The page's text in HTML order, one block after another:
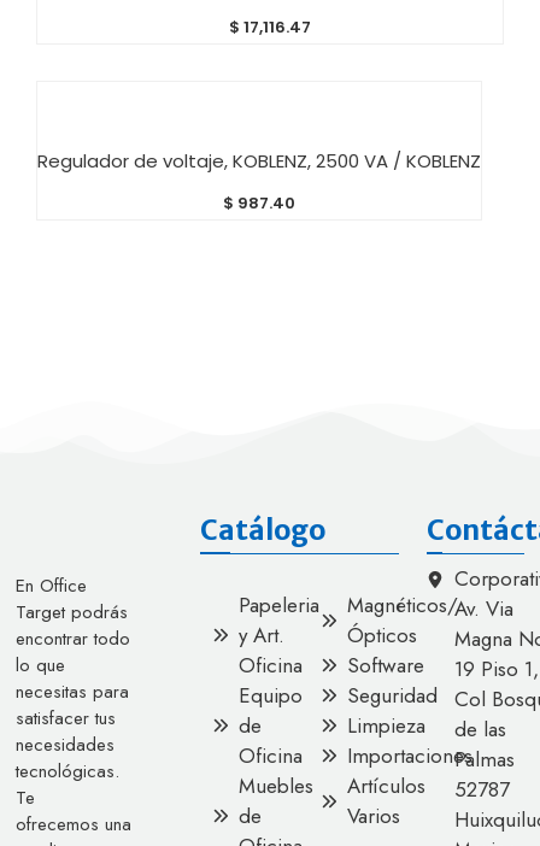
$ 17,116.47
Regulador de voltaje, KOBLENZ, 2500 VA / KOBLENZ
$ 987.40
En Office
Target podrás
encontrar todo
lo que
necesitas para
satisfacer tus
necesidades
tecnológicas.
Te
ofrecemos una
Catálogo
Papeleria
y Art.
Oficina
Equipo
de
Oficina
Muebles
de
Magnéticos/
Ópticos
Software
Seguridad
Limpieza
Importaciones
Artículos
Varios
Av. Via
Magna
19 Piso 1,
Col
de las
Palmas
52787